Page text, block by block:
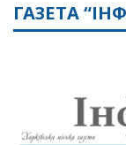
ГАЗЕТА